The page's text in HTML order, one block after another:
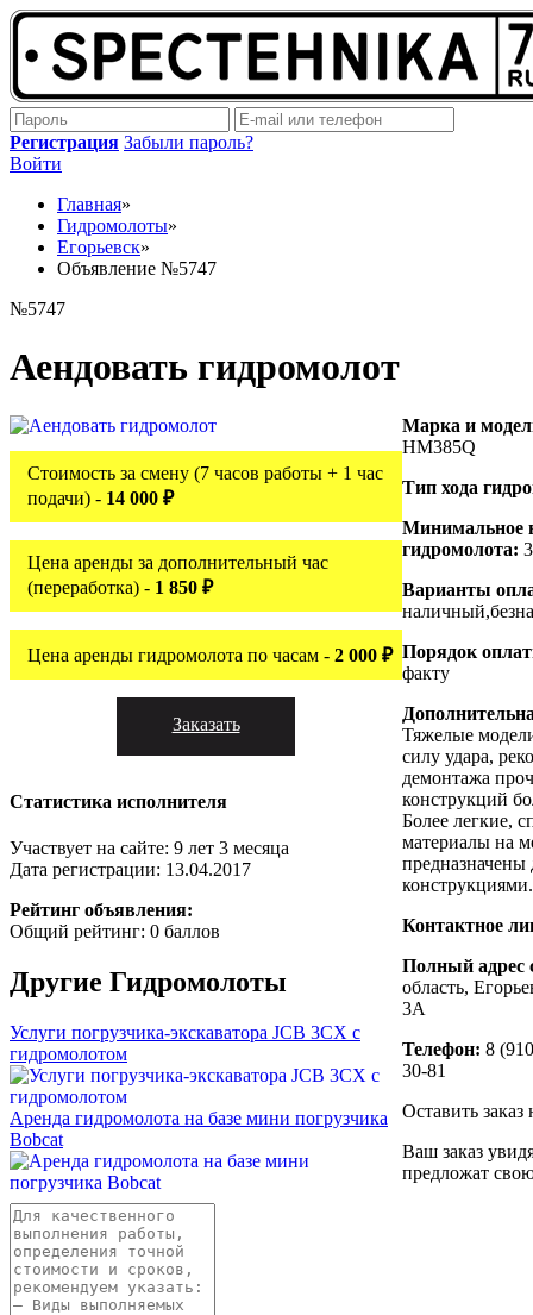
Регистрация Забыли пароль?
Войти
Главная»
Гидромолоты»
Егорьевск»
Объявление №5747
№5747
Аендовать гидромолот
Стоимость за смену (7 часов работы + 1 час
подачи) - 14 000 ₽
Цена аренды за дополнительный час
(переработка) - 1 850 ₽
Цена аренды гидромолота по часам - 2 000 ₽
Заказать
Статистика исполнителя
Участвует на сайте: 9 лет 3 месяца
Дата регистрации: 13.04.2017
Рейтинг объявления:
Общий рейтинг: 0 баллов
Другие Гидромолоты
Услуги погрузчика-экскаватора JCB 3CX с
гидромолотом
Аренда гидромолота на базе мини погрузчика
Bobcat
Марка и
HM385Q
Тип хода
Минимальное
гидромолота: 3
Варианты
Порядок
факту
Тяжелые
силу удара,
демонтажа
конструкций
Более легкие,
материалы на
предназначены
конструкциями.
Контактное
Полный адрес
область,
3А
Телефон: 8
30-81
Оставить
Ваш заказ
предложат